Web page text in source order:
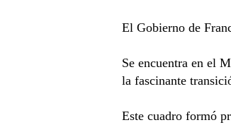
El Gobierno de
Se encuentra en el
la fascinante
Este cuadro formó